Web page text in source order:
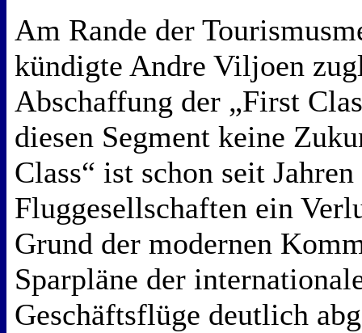
Am Rande der
kündigte Andre Viljoen
Abschaffung der „First
diesen Segment keine
Class“ ist schon seit
Fluggesellschaften ein
Grund der modernen
Sparpläne der
Geschäftsflüge deutlich